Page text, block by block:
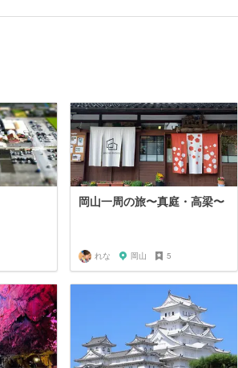
岡山一周の旅〜真庭・高梁〜
れな 岡山 5